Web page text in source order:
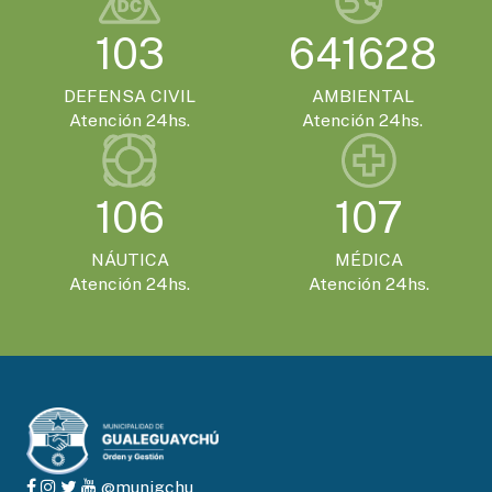
SÁBADO 21 DE NOVIEMBRE - 20:00HS.
El Encuentro Batuque celebra su 4ª edición
en Gualeguaychú
103
DEFENSA CIVIL
Atención 24hs.
641628
AMBIENTAL
Atención 24hs.
106
NÁUTICA
Atención 24hs.
107
MÉDICA
Atención 24hs.
@munigchu